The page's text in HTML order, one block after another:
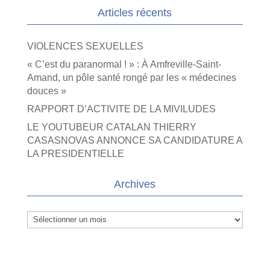
Articles récents
VIOLENCES SEXUELLES
« C’est du paranormal ! » : À Amfreville-Saint-
Amand, un pôle santé rongé par les « médecines
douces »
RAPPORT D’ACTIVITE DE LA MIVILUDES
LE YOUTUBEUR CATALAN THIERRY
CASASNOVAS ANNONCE SA CANDIDATURE A
LA PRESIDENTIELLE
Archives
Archives